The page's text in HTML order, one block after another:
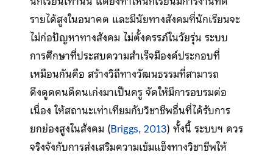
รายได้สูงในอนาคต และมีนัยทางสังคมที่นักเรียนจะ
ไม่ก่อปัญหาทางสังคม ไม่ตั้งครรภ์ในวัยรุ่น ระบบ
การศึกษาที่ประสบความสำเร็จมีองค์ประกอบที่
เหมือนกันคือ สร้างวิถีทางวัฒนธรรมที่สามารถ
ดึงดูดคนดีคนเก่งมาเป็นครู จัดให้มีการอบรมต่อ
เนื่อง ให้สถานะเท่าเทียมกับวิชาชีพอื่นที่ได้รับการ
ยกย่องสูงในสังคม (Briggs, 2013) ทั้งนี้ ระบบฯ ควร
จริงจังกับการส่งเสริมความเข้มแข็งทางวิชาชีพให้